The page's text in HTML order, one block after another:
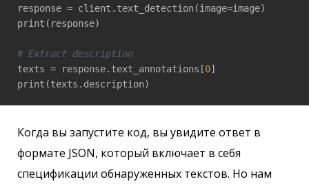
response = client.text_detection(image=image)
print(response)
# Extract description
texts = response.text_annotations[0]
Когда вы запустите код, вы увидите ответ в
формате JSON, который включает в себя
спецификации обнаруженных текстов. Но нам